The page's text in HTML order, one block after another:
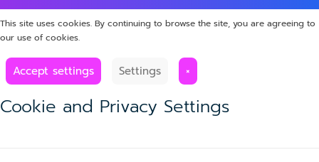
This site uses cookies. By continuing to browse the site, you are agreeing to
our use of cookies.
Accept settings Settings ×
Cookie and Privacy Settings